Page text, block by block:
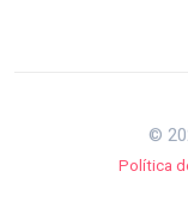
©
Política